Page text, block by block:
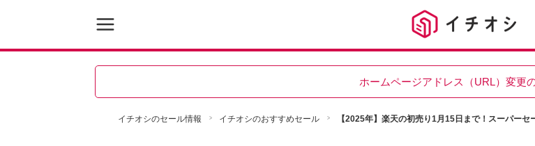
ホームページアドレス（URL）変更
イチオシのセール情報 イチオシのおすすめセール 【2025年】楽天の初売り1月15日まで！スーパー